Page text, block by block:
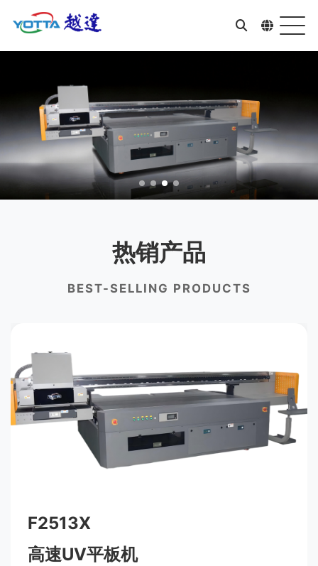
热销产品
BEST-SELLING PRODUCTS
F2513X
高速UV平板机